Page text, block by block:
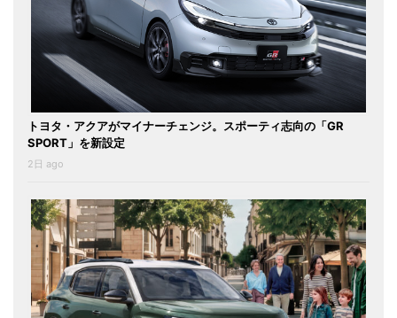
トヨタ・アクアがマイナーチェンジ。スポーティ志向の「GR
SPORT」を新設定
2日 ago